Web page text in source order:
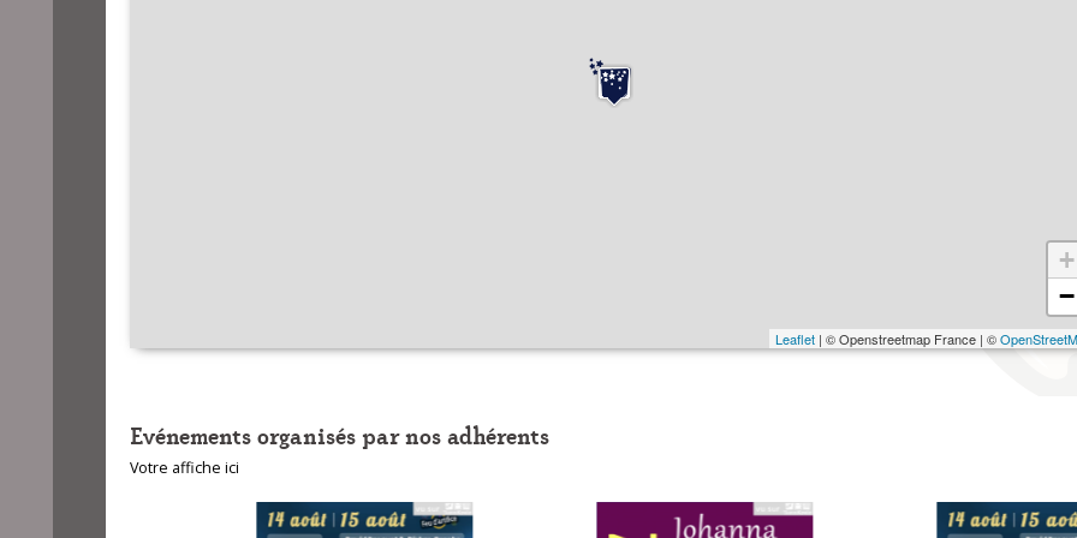
+
−
Leaflet| © Openstreetmap France | ©
Evénements organisés par nos adhérents
Votre affiche ici